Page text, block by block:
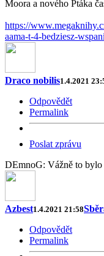
Moora a nového Ptáka
https://
aama-t-4-bedziesz-
Draco nobilis1.4.2021
Odpovědět
Permalink
Poslat zprávu
DEmnoG: Vážně to bylo
Azbest1.4.2021 21:58
Odpovědět
Permalink